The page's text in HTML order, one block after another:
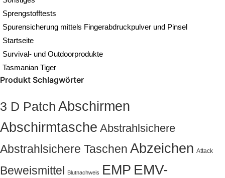
Sprengstofftests
Spurensicherung mittels Fingerabdruckpulver und Pinsel
Startseite
Survival- und Outdoorprodukte
Tasmanian Tiger
Produkt Schlagwörter
3 D Patch Abschirmen
Abschirmtasche Abstrahlsichere
Abstrahlsichere Taschen Abzeichen Attack
Beweismittel Blutnachweis EMP EMV-